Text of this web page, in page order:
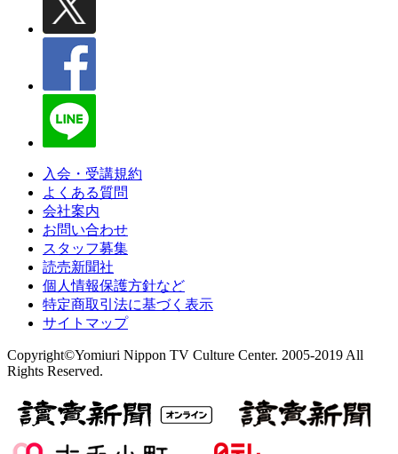
入会・受講規約
よくある質問
会社案内
お問い合わせ
スタッフ募集
読売新聞社
個人情報保護方針など
特定商取引法に基づく表示
サイトマップ
Copyright©Yomiuri Nippon TV Culture Center. 2005-2019 All
Rights Reserved.